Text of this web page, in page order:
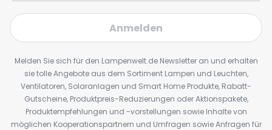
Anmelden
Melden Sie sich für den Lampenwelt.de Newsletter an und erhalten
sie tolle Angebote aus dem Sortiment Lampen und Leuchten,
Ventilatoren, Solaranlagen und Smart Home Produkte, Rabatt-
Gutscheine, Produktpreis-Reduzierungen oder Aktionspakete,
Produktempfehlungen und -vorstellungen sowie Inhalte von
möglichen Kooperationspartnern und Umfragen sowie Anfragen für